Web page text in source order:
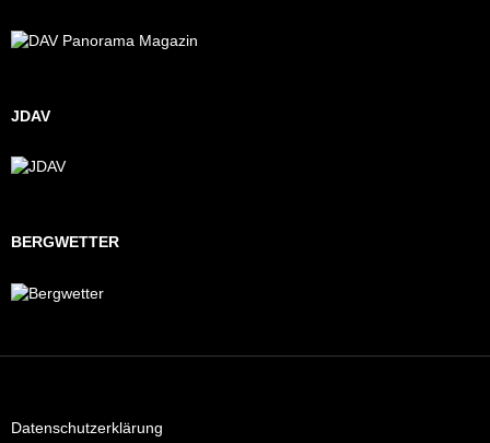
JDAV
BERGWETTER
Datenschutzerklärung